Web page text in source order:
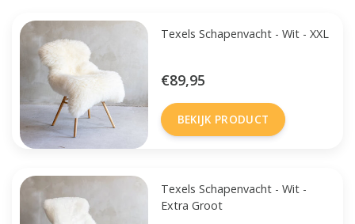
Texels Schapenvacht - Wit - XXL
€89,95
BEKIJK PRODUCT
Texels Schapenvacht - Wit -
Extra Groot